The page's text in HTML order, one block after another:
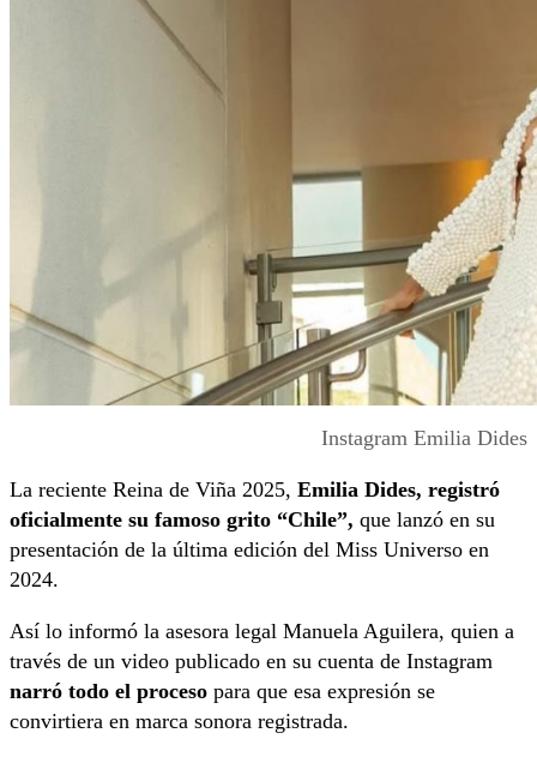
Instagram Emilia Dides
La reciente Reina de Viña 2025, Emilia Dides, registró
oficialmente su famoso grito “Chile”, que lanzó en su
presentación de la última edición del Miss Universo en
2024.
Así lo informó la asesora legal Manuela Aguilera, quien a
través de un video publicado en su cuenta de Instagram
narró todo el proceso para que esa expresión se
convirtiera en marca sonora registrada.